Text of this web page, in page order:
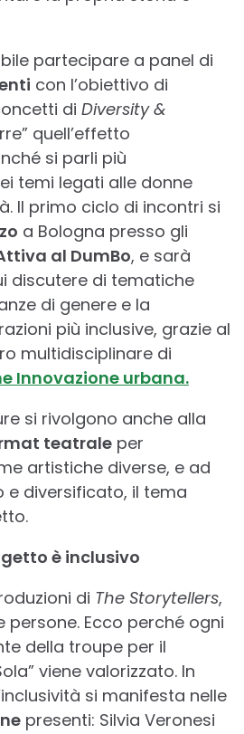
partecipare a panel di
con l’obiettivo di
di Diversity &
quell’effetto
si parli più
temi legati alle donne
Il primo ciclo di incontri si
a Bologna presso gli
al DumBo, e sarà
discutere di tematiche
di genere e la
più inclusive, grazie al
multidisciplinare di
Innovazione urbana.
si rivolgono anche alla
teatrale per
artistiche diverse, e ad
e diversificato, il tema
è inclusivo
di The Storytellers,
persone. Ecco perché ogni
della troupe per il
viene valorizzato. In
si manifesta nelle
presenti: Silvia Veronesi